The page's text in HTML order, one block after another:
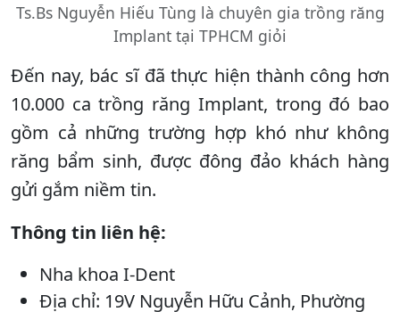
Ts.Bs Nguyễn Hiếu Tùng là chuyên gia trồng răng
Implant tại TPHCM giỏi
Đến nay, bác sĩ đã thực hiện thành công hơn
10.000 ca trồng răng Implant, trong đó bao
gồm cả những trường hợp khó như không
răng bẩm sinh, được đông đảo khách hàng
gửi gắm niềm tin.
Thông tin liên hệ:
Nha khoa I-Dent
Địa chỉ: 19V Nguyễn Hữu Cảnh, Phường